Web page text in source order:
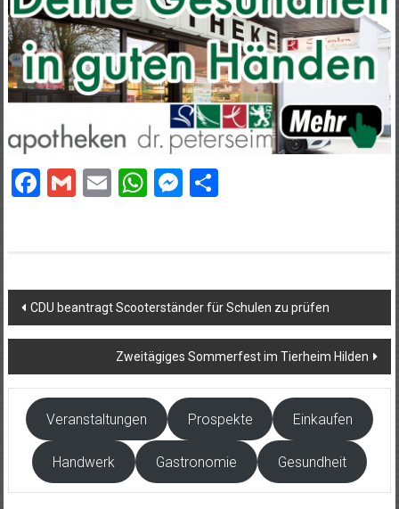
Facebook
GmailEmailWhatsApp
Messenger
Beitragsnavigation
CDU beantragt Scooterständer für Schulen zu prüfen
Zweitägiges Sommerfest im Tierheim Hilden
Veranstaltungen Prospekte Einkaufen
Handwerk Gastronomie Gesundheit